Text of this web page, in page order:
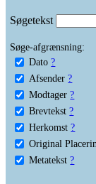
Søgetekst
Søge-afgrænsning:
Dato ?
Afsender ?
Modtager ?
Brevtekst ?
Herkomst ?
Original
Metatekst ?